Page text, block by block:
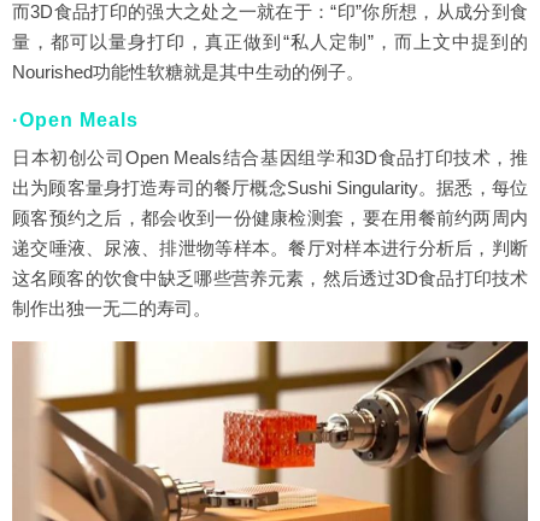
而3D食品打印的强大之处之一就在于：“印”你所想，从成分到食
量，都可以量身打印，真正做到“私人定制”，而上文中提到的
Nourished功能性软糖就是其中生动的例子。
·Open Meals
日本初创公司Open Meals结合基因组学和3D食品打印技术，推
出为顾客量身打造寿司的餐厅概念Sushi Singularity。据悉，每位
顾客预约之后，都会收到一份健康检测套，要在用餐前约两周内
递交唾液、尿液、排泄物等样本。餐厅对样本进行分析后，判断
这名顾客的饮食中缺乏哪些营养元素，然后透过3D食品打印技术
制作出独一无二的寿司。